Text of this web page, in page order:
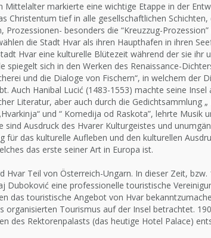
markierte eine wichtige Etappe in der
Christentum tief in alle gesellschaftlichen
besonders die “Kreuzzug-
die Stadt Hvar als ihren Haupthafen in ihren
Hvar eine kulturelle Blütezeit während der sie ihr
spiegelt sich in den Werken des Renaissance-
und die Dialoge von Fischern“, in welchem der
Auch Hanibal Lucić (1483-1553) machte seine Insel
Literatur, aber auch durch die Gedichtsammlung
und “ Komedija od Raskota”, lehrte Musik
sind Ausdruck des Hvarer Kulturgeistes und
für das kulturelle Aufleben und den kulturellen
das erste seiner Art in Europa ist.
Hvar Teil von Österreich-Ungarn. In dieser Zeit,
Duboković eine professionelle touristische
das touristische Angebot von Hvar
organisierten Tourismus auf der Insel betrachtet.
des Rektorenpalasts (das heutige Hotel Palace)